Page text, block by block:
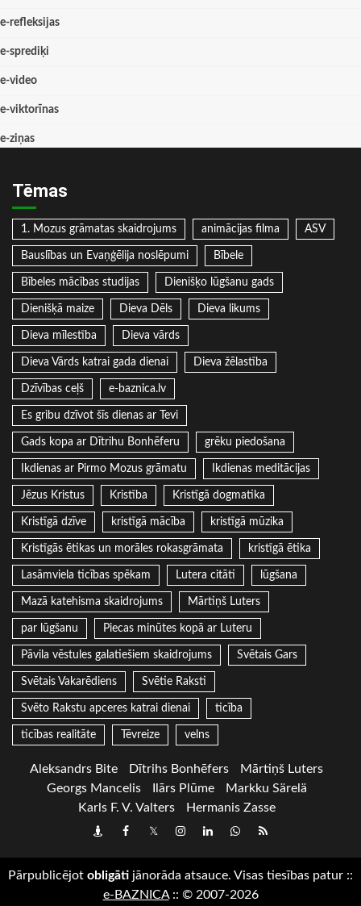
e-refleksijas
e-sprediķi
e-video
e-viktorīnas
e-ziņas
Tēmas
1. Mozus grāmatas skaidrojums animācijas filma ASV
Bauslības un Evaņģēlija noslēpumi Bībele
Bībeles mācības studijas Dienišķo lūgšanu gads
Dienišķā maize Dieva Dēls Dieva likums
Dieva mīlestība Dieva vārds
Dieva Vārds katrai gada dienai Dieva žēlastība
Dzīvības ceļš e-baznica.lv
Es gribu dzīvot šīs dienas ar Tevi
Gads kopa ar Dītrihu Bonhēferu grēku piedošana
Ikdienas ar Pirmo Mozus grāmatu Ikdienas meditācijas
Jēzus Kristus Kristība Kristīgā dogmatika
Kristīgā dzīve kristīgā mācība kristīgā mūzika
Kristīgās ētikas un morāles rokasgrāmata kristīgā ētika
Lasāmviela ticības spēkam Lutera citāti lūgšana
Mazā katehisma skaidrojums Mārtiņš Luters
par lūgšanu Piecas minūtes kopā ar Luteru
Pāvila vēstules galatiešiem skaidrojums Svētais Gars
Svētais Vakarēdiens Svētie Raksti
Svēto Rakstu apceres katrai dienai ticība
ticības realitāte Tēvreize velns
Aleksandrs Bite Dītrihs Bonhēfers
Mārtiņš Luters
Georgs Mancelis
Ilārs Plūme
Markku Särelä
Karls F. V. Valters
Hermanis Zasse
DraugiemFacebook
TwitterInstagram
LinkedInwhatsapp
RSS
Pārpublicējot obligāti jānorāda atsauce. Visas tiesības patur ::
e-BAZNICA:: © 2007-2026